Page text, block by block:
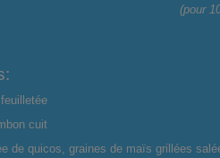
(pour
cuit
de quicos, graines de maïs grillées